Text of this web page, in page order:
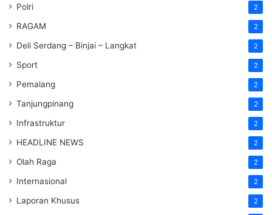
Polri 2
RAGAM 2
Deli Serdang – Binjai – Langkat 2
Sport 2
Pemalang 2
Tanjungpinang 2
Infrastruktur 2
HEADLINE NEWS 2
Olah Raga 2
Internasional 2
Laporan Khusus 2